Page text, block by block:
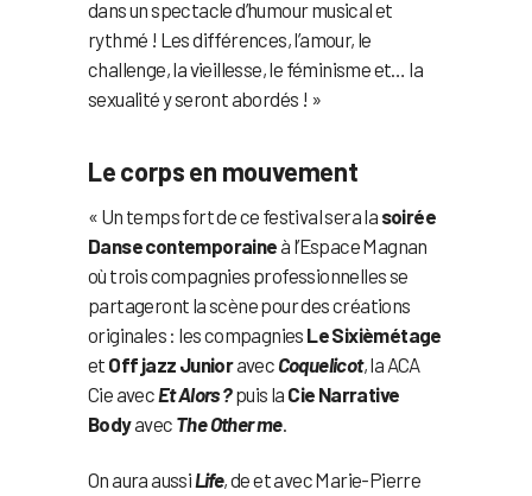
dans un spectacle d’humour musical et
rythmé ! Les différences, l’amour, le
challenge, la vieillesse, le féminisme et… la
sexualité y seront abordés ! »
Le corps en mouvement
« Un temps fort de ce festival sera la soirée
Danse contemporaineà l’Espace Magnan
où trois compagnies professionnelles se
partageront la scène pour des créations
originales : les compagnies Le Sixièmétage
et Off jazz Junioravec Coquelicot, la ACA
Cie avecEt Alors ?puis la Cie Narrative
Bodyavec The Other me.
On aura aussiLife, de et avec Marie-Pierre